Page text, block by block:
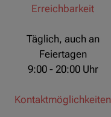
Erreichbarkeit
Täglich, auch an
Feiertagen
9:00 - 20:00 Uhr
Kontaktmöglichkeiten